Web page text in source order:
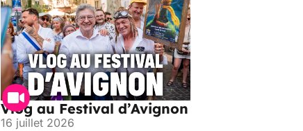
Vlog au Festival d’Avignon
16 juillet 2026